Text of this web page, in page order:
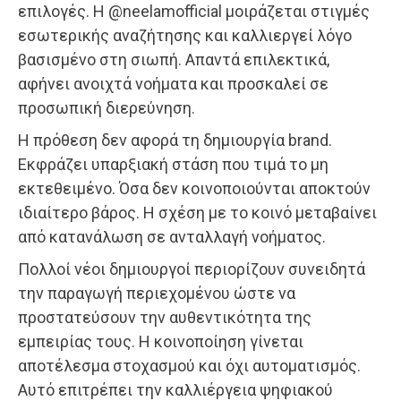
επιλογές. Η @neelamofficial μοιράζεται στιγμές
εσωτερικής αναζήτησης και καλλιεργεί λόγο
βασισμένο στη σιωπή. Απαντά επιλεκτικά,
αφήνει ανοιχτά νοήματα και προσκαλεί σε
προσωπική διερεύνηση.
Η πρόθεση δεν αφορά τη δημιουργία brand.
Εκφράζει υπαρξιακή στάση που τιμά το μη
εκτεθειμένο. Όσα δεν κοινοποιούνται αποκτούν
ιδιαίτερο βάρος. Η σχέση με το κοινό μεταβαίνει
από κατανάλωση σε ανταλλαγή νοήματος.
Πολλοί νέοι δημιουργοί περιορίζουν συνειδητά
την παραγωγή περιεχομένου ώστε να
προστατεύσουν την αυθεντικότητα της
εμπειρίας τους. Η κοινοποίηση γίνεται
αποτέλεσμα στοχασμού και όχι αυτοματισμός.
Αυτό επιτρέπει την καλλιέργεια ψηφιακού